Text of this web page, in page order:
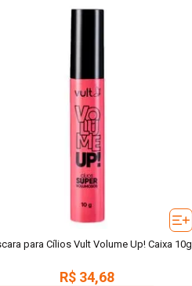
para Cílios Vult Volume Up! Caixa 10g
R$ 34,68